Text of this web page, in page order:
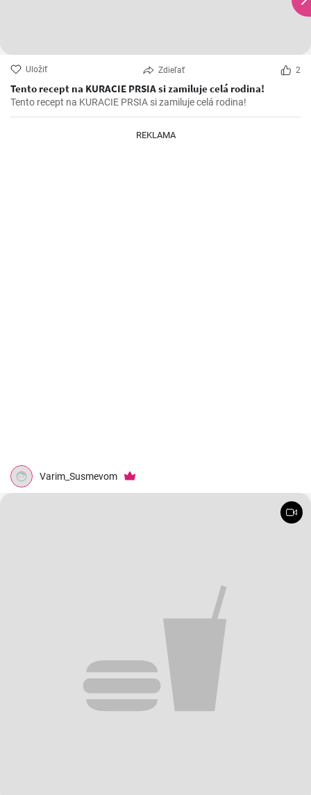
Uložiť Zdieľať 2
Tento recept na KURACIE PRSIA si zamiluje celá rodina!
Tento recept na KURACIE PRSIA si zamiluje celá rodina!
REKLAMA
Varim_Susmevom